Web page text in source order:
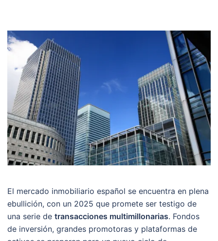
El mercado inmobiliario español se encuentra en plena
ebullición, con un 2025 que promete ser testigo de
una serie de transacciones multimillonarias. Fondos
de inversión, grandes promotoras y plataformas de